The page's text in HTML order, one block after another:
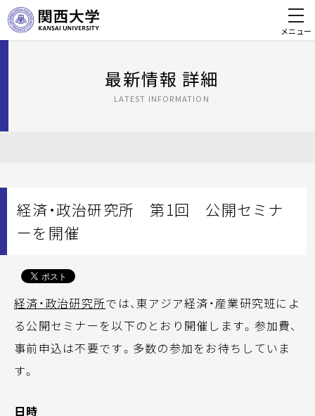
メニュー
最新情報 詳細
LATEST INFORMATION
経済・政治研究所 第1回 公開セミナ
ーを開催
経済・政治研究所では、東アジア経済・産業研究班によ
る公開セミナーを以下のとおり開催します。参加費、
事前申込は不要です。多数の参加をお待ちしていま
す。
日時